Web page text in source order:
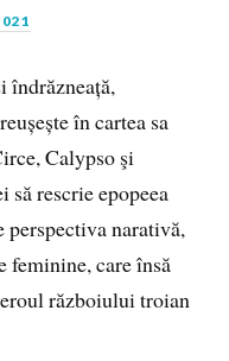
îndrăzneață,
în cartea sa
Calypso şi
rescrie epopeea
perspectiva narativă,
feminine, care însă
războiului troian